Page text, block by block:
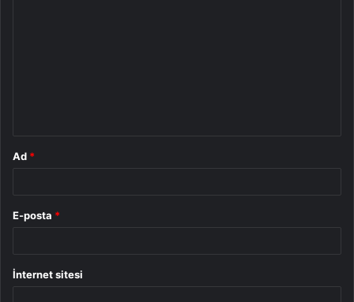
Ad *
E-posta *
İnternet sitesi